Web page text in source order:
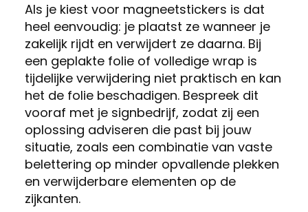
Als je kiest voor magneetstickers is dat
heel eenvoudig: je plaatst ze wanneer je
zakelijk rijdt en verwijdert ze daarna. Bij
een geplakte folie of volledige wrap is
tijdelijke verwijdering niet praktisch en kan
het de folie beschadigen. Bespreek dit
vooraf met je signbedrijf, zodat zij een
oplossing adviseren die past bij jouw
situatie, zoals een combinatie van vaste
belettering op minder opvallende plekken
en verwijderbare elementen op de
zijkanten.